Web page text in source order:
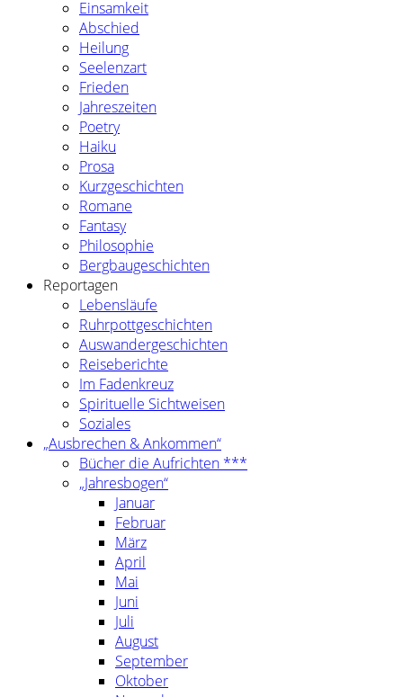
Einsamkeit
Abschied
Heilung
Seelenzart
Frieden
Jahreszeiten
Poetry
Haiku
Prosa
Kurzgeschichten
Romane
Fantasy
Philosophie
Bergbaugeschichten
Reportagen
Lebensläufe
Ruhrpottgeschichten
Auswandergeschichten
Reiseberichte
Im Fadenkreuz
Spirituelle Sichtweisen
Soziales
„Ausbrechen & Ankommen“
Bücher die Aufrichten ***
„Jahresbogen“
Januar
Februar
März
April
Mai
Juni
Juli
August
September
Oktober